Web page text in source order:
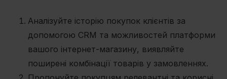
Аналізуйте історію покупок клієнтів за
допомогою CRM та можливостей платформи
вашого інтернет-магазину, виявляйте
поширені комбінації товарів у замовленнях.